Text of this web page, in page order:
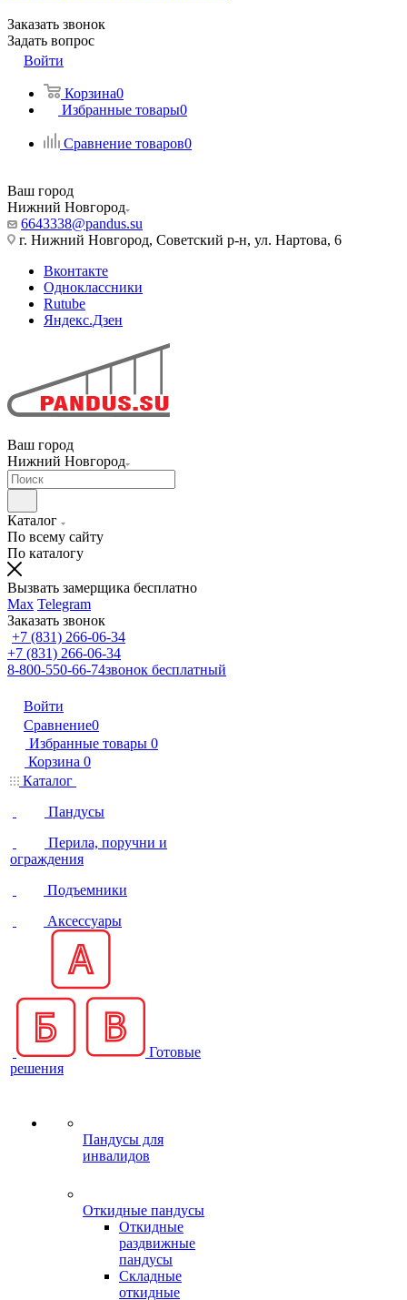
Заказать звонок
Задать вопрос
Войти
Корзина0
Избранные товары0
Сравнение товаров0
Ваш город
Нижний Новгород
6643338@pandus.su
г. Нижний Новгород, Советский р-н, ул. Нартова, 6
Вконтакте
Одноклассники
Rutube
Яндекс.Дзен
Ваш город
Нижний Новгород
Каталог
По всему сайту
По каталогу
Вызвать замерщика бесплатно
Max Telegram
Заказать звонок
+7 (831) 266-06-34
+7 (831) 266-06-34
8-800-550-66-74звонок бесплатный
Войти
Сравнение0
Избранные товары 0
Корзина 0
Каталог
Пандусы
Перила, поручни и
ограждения
Подъемники
Аксессуары
Готовые
решения
Пандусы для
инвалидов
Откидные пандусы
Откидные
раздвижные
пандусы
Складные
откидные